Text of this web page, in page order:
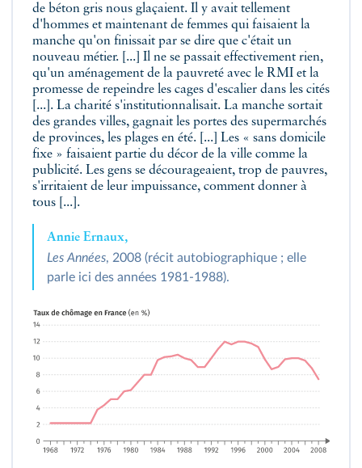
de béton gris nous glaçaient. Il y avait tellement
d'hommes et maintenant de femmes qui faisaient la
manche qu'on finissait par se dire que c'était un
nouveau métier. [...] Il ne se passait effectivement rien,
qu'un aménagement de la pauvreté avec le RMI et la
promesse de repeindre les cages d'escalier dans les cités
[...]. La charité s'institutionnalisait. La manche sortait
des grandes villes, gagnait les portes des supermarchés
de provinces, les plages en été. [...] Les « sans domicile
fixe » faisaient partie du décor de la ville comme la
publicité. Les gens se décourageaient, trop de pauvres,
s'irritaient de leur impuissance, comment donner à
tous [...].
Annie Ernaux,
Les Années, 2008 (récit autobiographique ; elle
parle ici des années 1981-1988).